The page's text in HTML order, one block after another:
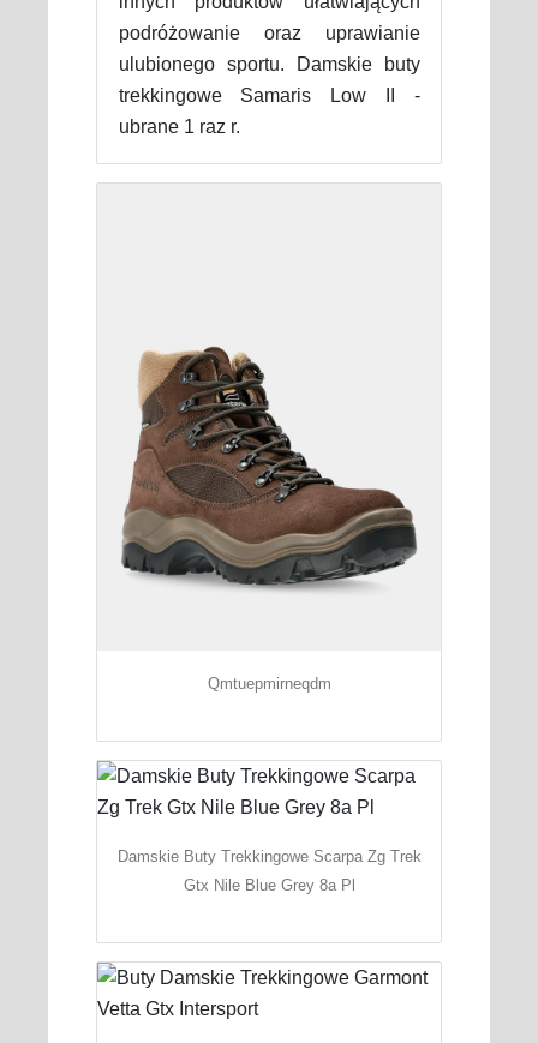
podróżowanie oraz uprawianie
ulubionego sportu. Damskie buty
trekkingowe Samaris Low II -
ubrane 1 raz r.
Qmtuepmirneqdm
Damskie Buty Trekkingowe Scarpa Zg Trek
Gtx Nile Blue Grey 8a Pl